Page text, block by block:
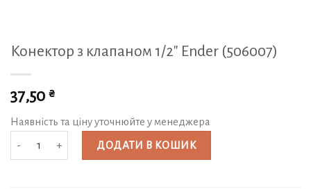
Конектор з клапаном 1/2″ Ender (506007)
37,50 ₴
Наявність та ціну уточнюйте у менеджера
Конектор з клапаном 1/2″ Ender (506007) кількість
ДОДАТИ В КОШИК